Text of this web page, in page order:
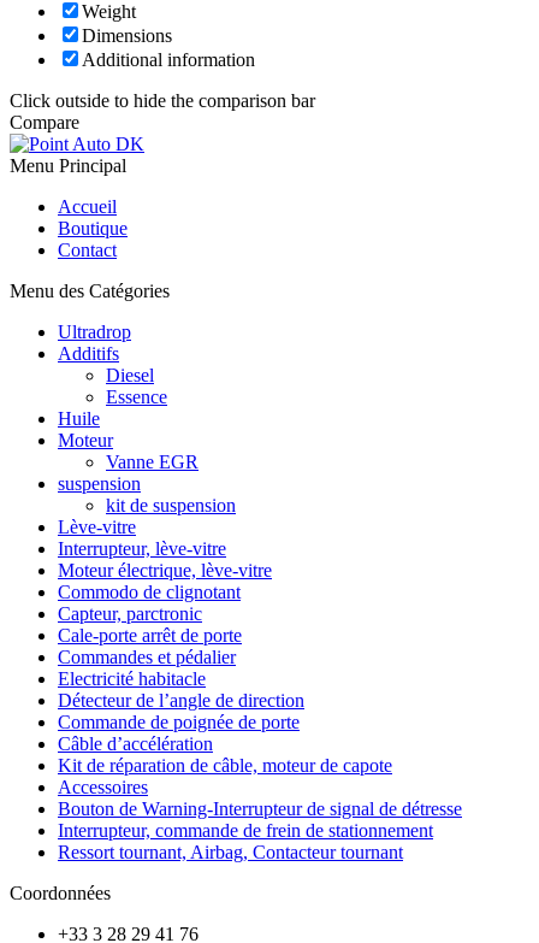
Weight
Dimensions
Additional information
Click outside to hide the comparison bar
Compare
Menu Principal
Accueil
Boutique
Contact
Menu des Catégories
Ultradrop
Additifs
Diesel
Essence
Huile
Moteur
Vanne EGR
suspension
kit de suspension
Lève-vitre
Interrupteur, lève-vitre
Moteur électrique, lève-vitre
Commodo de clignotant
Capteur, parctronic
Cale-porte arrêt de porte
Commandes et pédalier
Electricité habitacle
Détecteur de l’angle de direction
Commande de poignée de porte
Câble d’accélération
Kit de réparation de câble, moteur de capote
Accessoires
Bouton de Warning-Interrupteur de signal de détresse
Interrupteur, commande de frein de stationnement
Ressort tournant, Airbag, Contacteur tournant
Coordonnées
+33 3 28 29 41 76